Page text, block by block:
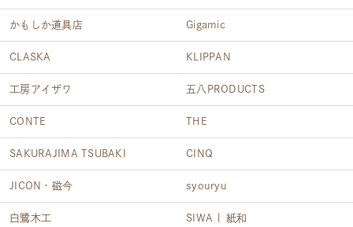
かもしか道具店 Gigamic
CLASKA KLIPPAN
工房アイザワ 五八PRODUCTS
CONTE THE
SAKURAJIMA TSUBAKI CINQ
JICON・磁今 syouryu
白鷺木工 SIWA | 紙和